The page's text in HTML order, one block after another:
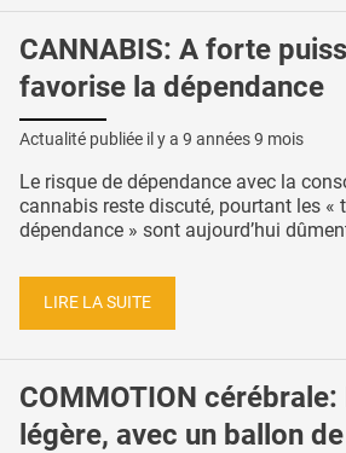
CANNABIS: A forte
favorise la dépendance
Actualité publiée il y a 9 années 9 mois
Le risque de dépendance avec la
cannabis reste discuté, pourtant les «
dépendance » sont aujourd’hui
LIRE LA SUITE
COMMOTION
légère, avec un ballon